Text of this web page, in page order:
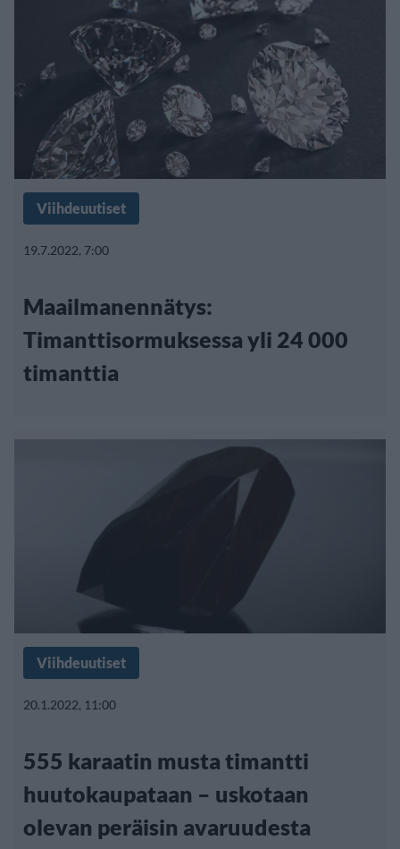
Viihdeuutiset
19.7.2022, 7:00
Maailmanennätys:
Timanttisormuksessa yli 24 000
timanttia
Viihdeuutiset
20.1.2022, 11:00
555 karaatin musta timantti
huutokaupataan – uskotaan
olevan peräisin avaruudesta